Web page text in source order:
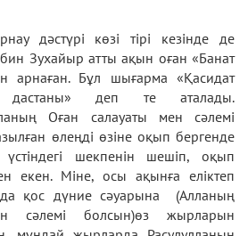
дәстүрi көзi тiрi кезiнде де
Зухайыр атты ақын оған «Банат
арнаған. Бұл шығарма «Қасидат
дастаны» деп те аталады.
Оған салауаты мен сәлемі
өлеңді өзіне оқып бергенде
үстіндегі шекпенін шешіп, оқып
екен. Міне, осы ақынға елiктеп
қос дүние сәуарына (Алланың
сәлемі болсын)өз жырларын